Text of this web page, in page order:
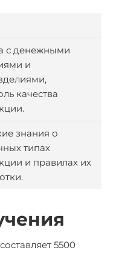
с денежными
и
качества
знания о
типах
и правилах их
5500